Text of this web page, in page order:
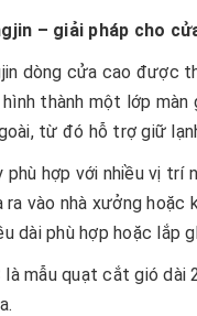
– giải pháp cho
dòng cửa cao được
thành một lớp
từ đó hỗ trợ giữ
phù hợp với nhiều vị trí
ra vào nhà xưởng
dài phù hợp hoặc lắp
là mẫu quạt cắt gió dài